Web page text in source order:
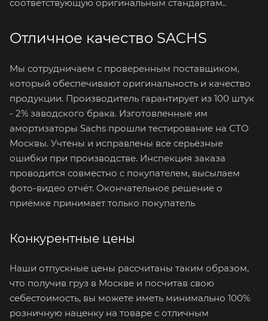
соответствующую оригинальным стандартам..
Отличное качество SACHS
Мы сотрудничаем с проверенным поставщиком,
который обеспечивают оригинальность и качество
продукции. Производитель гарантирует из 100 штук
- 2% заводского брака. Изготовленные им
амортизаторы Sachs прошли тестирование на СТО
Москвы. Учтены и исправлены все серьёзные
ошибки при производстве. Инспекция заказа
проводится совместно с покупателем, высылаем
фото-видео отчёт. Окончательное решение о
приёмке принимает только покупатель
Конкурентные цены
Наши отпускные цены рассчитаны таким образом,
что получив груз в Москве и посчитав свою
себестоимость, вы можете иметь минимально 100%
розничную наценку на товаре с отличным